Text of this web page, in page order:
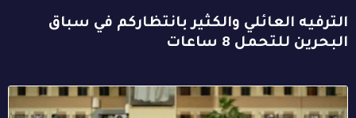
الترفيه العائلي والكثير بانتظاركم في سباق
البحرين للتحمل 8 ساعات